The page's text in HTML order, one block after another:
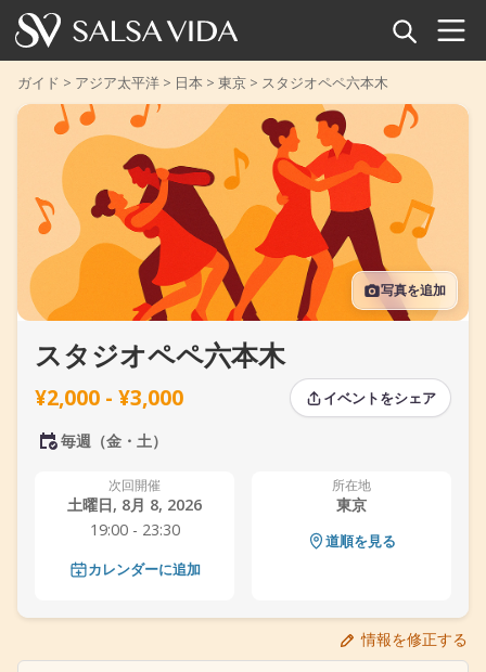
ホーム
イベント
ニュース
記事
動画
サルサ用語集
ショップ
TuneTempo
イベントを追加
ガイド > アジア太平洋 > 日本 > 東京 > スタジオペペ六本木
写真を追加
スタジオペペ六本木
¥2,000 - ¥3,000 イベントをシェア
毎週（金・土）
次回開催
土曜日, 8月 8, 2026
19:00 - 23:30
カレンダーに追加
所在地
東京
道順を見る
情報を修正する